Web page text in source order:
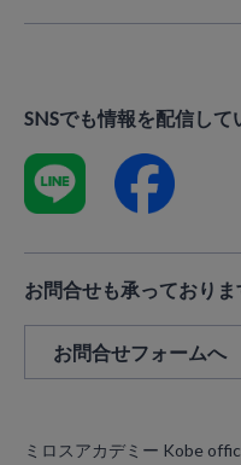
SNSでも情報を配信して
お問合せも承っておりま
お問合せフォームへ
ミロスアカデミー Kobe